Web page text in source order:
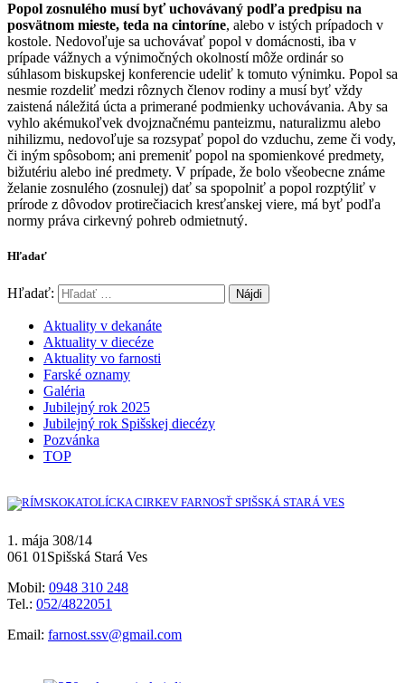
Popol zosnulého musí byť uchovávaný podľa predpisu na
posvätnom mieste, teda na cintoríne, alebo v istých prípadoch v
kostole. Nedovoľuje sa uchovávať popol v domácnosti, iba v
prípade vážnych a výnimočných okolností môže ordinár so
súhlasom biskupskej konferencie udeliť k tomuto výnimku. Popol sa
nesmie rozdeliť medzi rôznych členov rodiny a musí byť vždy
zaistená náležitá úcta a primerané podmienky uchovávania. Aby sa
vyhlo akémukoľvek dvojznačnému panteizmu, naturalizmu alebo
nihilizmu, nedovoľuje sa rozsypať popol do vzduchu, zeme či vody,
či iným spôsobom; ani premeniť popol na spomienkové predmety,
bižutériu alebo iné predmety. V prípade, že bolo všeobecne známe
želanie zosnulého (zosnulej) dať sa spopolniť a popol rozptýliť v
prírode z dôvodov protirečiacich kresťanskej viere, má byť podľa
normy práva cirkevný pohreb odmietnutý.
Hľadať
Hľadať:
Aktuality v dekanáte
Aktuality v diecéze
Aktuality vo farnosti
Farské oznamy
Galéria
Jubilejný rok 2025
Jubilejný rok Spišskej diecézy
Pozvánka
TOP
1. mája 308/14
061 01Spišská Stará Ves
Mobil: 0948 310 248
Tel.: 052/4822051
Email: farnost.ssv@gmail.com